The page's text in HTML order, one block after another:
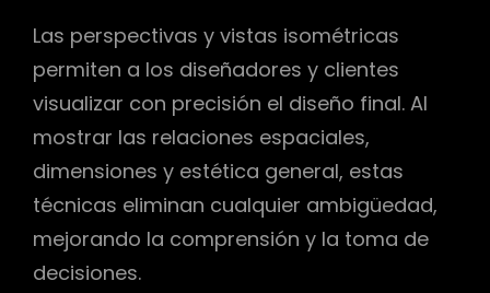
Las perspectivas y vistas isométricas
permiten a los diseñadores y clientes
visualizar con precisión el diseño final. Al
mostrar las relaciones espaciales,
dimensiones y estética general, estas
técnicas eliminan cualquier ambigüedad,
mejorando la comprensión y la toma de
decisiones.